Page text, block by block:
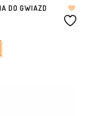
DO GWIAZD